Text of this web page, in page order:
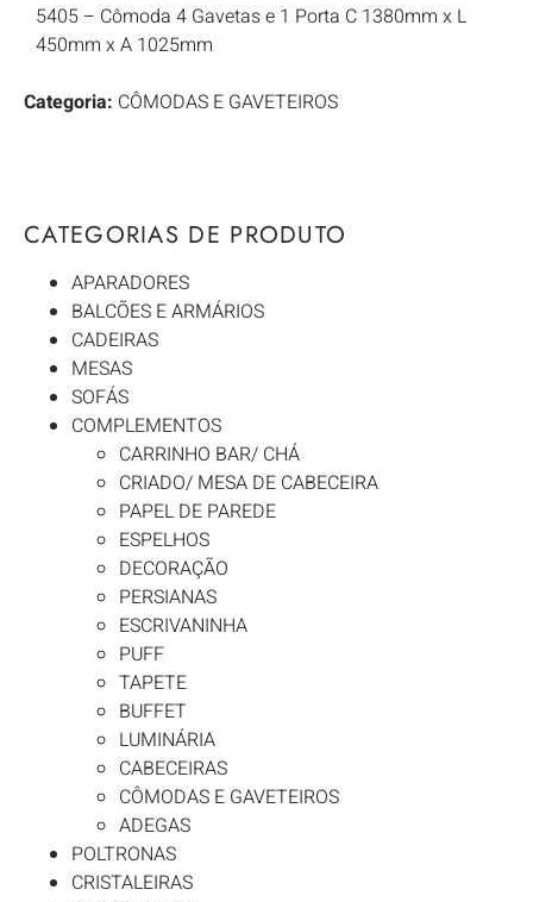
CATEGORIAS DE PRODUTO
APARADORES
BALCÕES E ARMÁRIOS
CADEIRAS
MESAS
SOFÁS
COMPLEMENTOS
CARRINHO BAR/ CHÁ
CRIADO/ MESA DE CABECEIRA
PAPEL DE PAREDE
ESPELHOS
DECORAÇÃO
PERSIANAS
ESCRIVANINHA
PUFF
TAPETE
BUFFET
LUMINÁRIA
CABECEIRAS
CÔMODAS E GAVETEIROS
ADEGAS
POLTRONAS
CRISTALEIRAS
5405 – Cômoda 4 Gavetas e 1 Porta C 1380mm x L
450mm x A 1025mm
Categoria: CÔMODAS E GAVETEIROS